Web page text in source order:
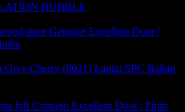
BUBBLE
Excellent Door |
Lantai SPC Balian
Excellent Door | Pintu